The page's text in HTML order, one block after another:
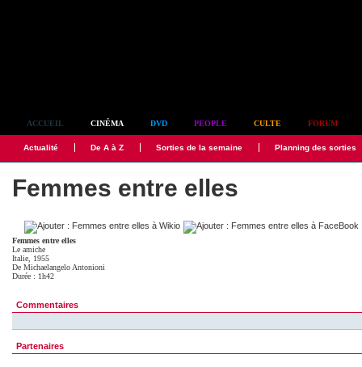
ACCUEIL CINÉMA DVD PEOPLE CULTE FORUM
Actualité De A à Z Sorties de la semaine Planning des sorties
Femmes entre elles
Femmes entre elles
Le amiche
Italie, 1955
De Michaelangelo Antonioni
Durée : 1h42
Commentaires
Partenaires